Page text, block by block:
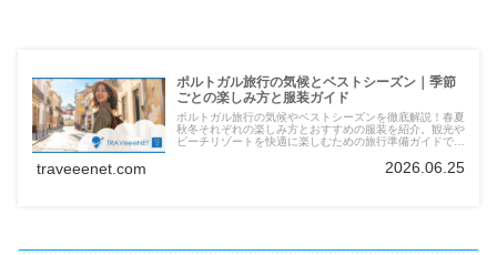
ポルトガル旅行の気候とベストシーズン｜季節
ごとの楽しみ方と服装ガイド
ポルトガル旅行の気候やベストシーズンを徹底解説！春夏
秋冬それぞれの楽しみ方とおすすめの服装を紹介。観光や
ビーチリゾートを快適に楽しむための旅行準備ガイドで
traveeenet.com 2026.06.25